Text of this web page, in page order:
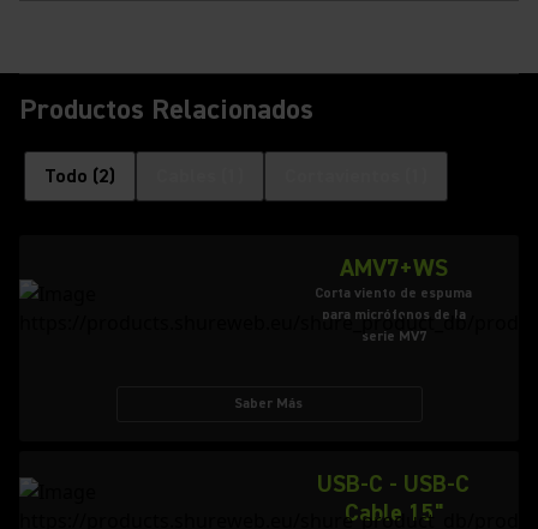
Productos Relacionados
Todo (2)
AMV7+WS
Corta viento de espuma
para micrófonos de la
serie MV7
Saber Más
USB-C - USB-C
Cable 15"